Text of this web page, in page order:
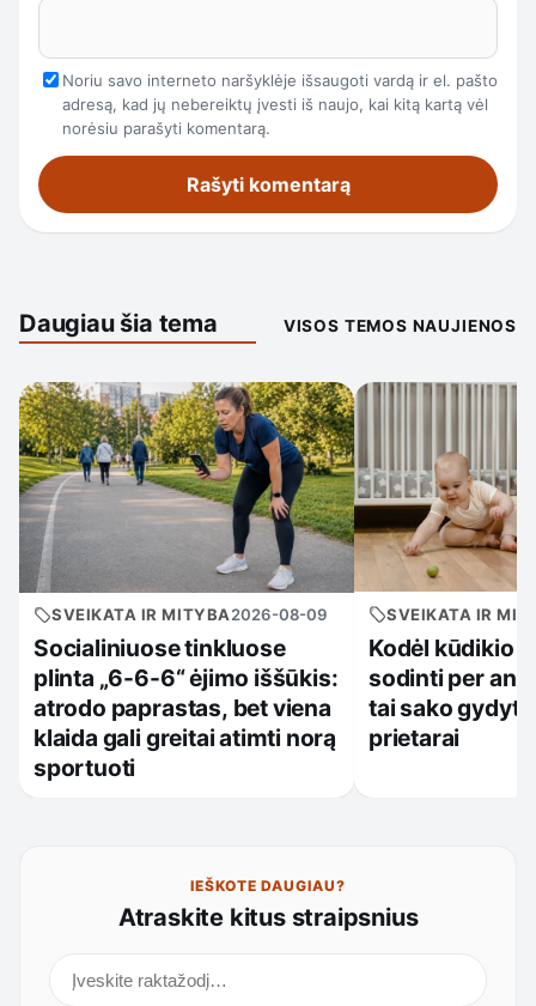
Noriu savo interneto naršyklėje išsaugoti vardą ir el. pašto
adresą, kad jų nebereiktų įvesti iš naujo, kai kitą kartą vėl
norėsiu parašyti komentarą.
Daugiau šia tema VISOS TEMOS NAUJIENOS
SVEIKATA IR MITYBA2026-08-09
Socialiniuose tinkluose
plinta „6-6-6“ ėjimo iššūkis:
atrodo paprastas, bet viena
klaida gali greitai atimti norą
sportuoti
SVEIKATA IR
Kodėl kūdikio
sodinti per
tai sako
prietarai
IEŠKOTE DAUGIAU?
Atraskite kitus straipsnius